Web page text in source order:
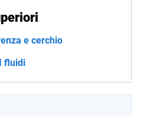
e cerchio
I fluidi